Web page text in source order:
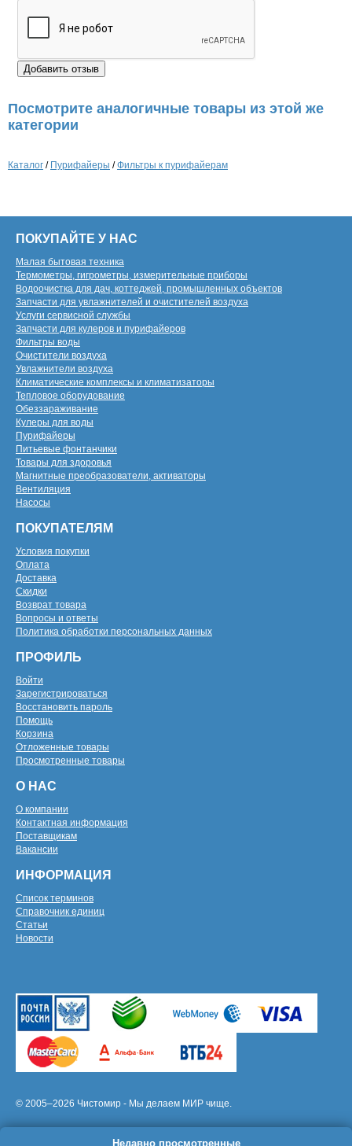
Посмотрите аналогичные товары из этой же
категории
Каталог / Пурифайеры /Фильтры к пурифайерам
ПОКУПАЙТЕ У НАС
Малая бытовая техника
Термометры, гигрометры, измерительные приборы
Водоочистка для дач, коттеджей, промышленных объектов
Запчасти для увлажнителей и очистителей воздуха
Услуги сервисной службы
Запчасти для кулеров и пурифайеров
Фильтры воды
Очистители воздуха
Увлажнители воздуха
Климатические комплексы и климатизаторы
Тепловое оборудование
Обеззараживание
Кулеры для воды
Пурифайеры
Питьевые фонтанчики
Товары для здоровья
Магнитные преобразователи, активаторы
Вентиляция
Насосы
ПОКУПАТЕЛЯМ
Условия покупки
Оплата
Доставка
Скидки
Возврат товара
Вопросы и ответы
Политика обработки персональных данных
ПРОФИЛЬ
Войти
Зарегистрироваться
Восстановить пароль
Помощь
Корзина
Отложенные товары
Просмотренные товары
О НАС
О компании
Контактная информация
Поставщикам
Вакансии
ИНФОРМАЦИЯ
Список терминов
Справочник единиц
Статьи
Новости
© 2005–2026 Чистомир - Мы делаем МИР чище.
Недавно просмотренные